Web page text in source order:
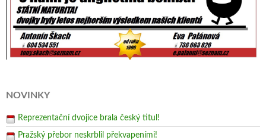
NOVINKY
Reprezentační dvojice brala český titul!
Pražský přebor neskrblil překvapeními!